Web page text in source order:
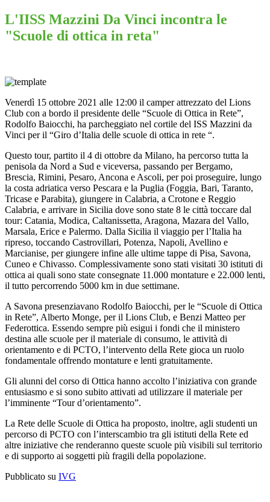
L'IISS Mazzini Da Vinci incontra le
"Scuole di ottica in reta"
Venerdì 15 ottobre 2021 alle 12:00 il camper attrezzato del Lions
Club con a bordo il presidente delle “Scuole di Ottica in Rete”,
Rodolfo Baiocchi, ha parcheggiato nel cortile del ISS Mazzini da
Vinci per il “Giro d’Italia delle scuole di ottica in rete “.
Questo tour, partito il 4 di ottobre da Milano, ha percorso tutta la
penisola da Nord a Sud e viceversa, passando per Bergamo,
Brescia, Rimini, Pesaro, Ancona e Ascoli, per poi proseguire, lungo
la costa adriatica verso Pescara e la Puglia (Foggia, Bari, Taranto,
Tricase e Parabita), giungere in Calabria, a Crotone e Reggio
Calabria, e arrivare in Sicilia dove sono state 8 le città toccare dal
tour: Catania, Modica, Caltanissetta, Aragona, Mazara del Vallo,
Marsala, Erice e Palermo. Dalla Sicilia il viaggio per l’Italia ha
ripreso, toccando Castrovillari, Potenza, Napoli, Avellino e
Marcianise, per giungere infine alle ultime tappe di Pisa, Savona,
Cuneo e Chivasso. Complessivamente sono stati visitati 30 istituti di
ottica ai quali sono state consegnate 11.000 montature e 22.000 lenti,
il tutto percorrendo 5000 km in due settimane.
A Savona presenziavano Rodolfo Baiocchi, per le “Scuole di Ottica
in Rete”, Alberto Monge, per il Lions Club, e Benzi Matteo per
Federottica. Essendo sempre più esigui i fondi che il ministero
destina alle scuole per il materiale di consumo, le attività di
orientamento e di PCTO, l’intervento della Rete gioca un ruolo
fondamentale offrendo montature e lenti gratuitamente.
Gli alunni del corso di Ottica hanno accolto l’iniziativa con grande
entusiasmo e si sono subito attivati ad utilizzare il materiale per
l’imminente “Tour d’orientamento”.
La Rete delle Scuole di Ottica ha proposto, inoltre, agli studenti un
percorso di PCTO con l’interscambio tra gli istituti della Rete ed
altre iniziative che renderanno queste scuole più visibili sul territorio
e di supporto ai soggetti più fragili della popolazione.
Pubblicato su IVG